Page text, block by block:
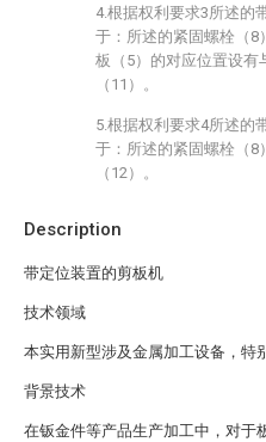
Description
带定位装置的剪板机
技术领域
本实用新型涉及金属加工设备，特
背景技术
在钣金件等产品生产加工中，对于
4.根据权利要求3所述的
于：所述的紧固螺栓（8
板（5）的对应位置设有
（11）。
5.根据权利要求4所述的
于：所述的紧固螺栓（8
（12）。